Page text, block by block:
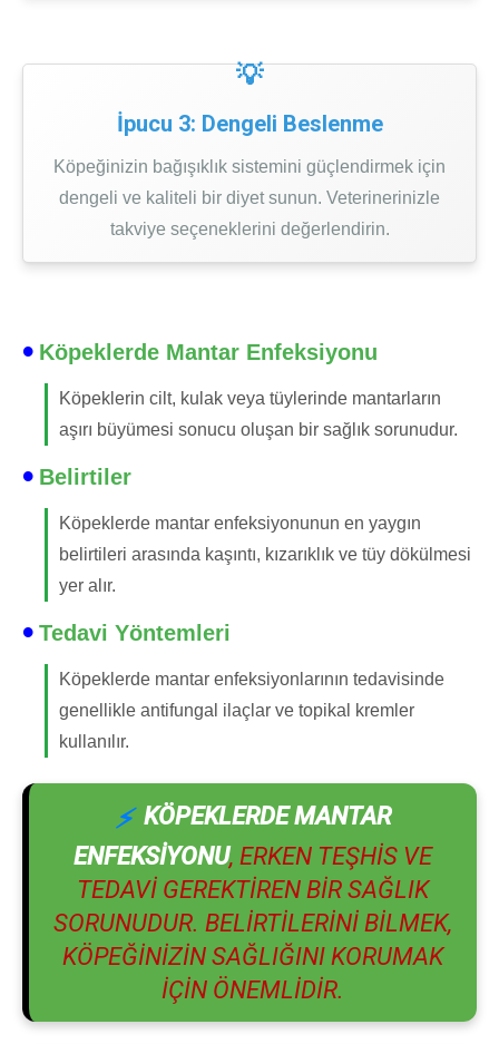
İpucu 3: Dengeli Beslenme
Köpeğinizin bağışıklık sistemini güçlendirmek için
dengeli ve kaliteli bir diyet sunun. Veterinerinizle
takviye seçeneklerini değerlendirin.
Köpeklerde Mantar Enfeksiyonu
Köpeklerin cilt, kulak veya tüylerinde mantarların
aşırı büyümesi sonucu oluşan bir sağlık sorunudur.
Belirtiler
Köpeklerde mantar enfeksiyonunun en yaygın
belirtileri arasında kaşıntı, kızarıklık ve tüy dökülmesi
yer alır.
Tedavi Yöntemleri
Köpeklerde mantar enfeksiyonlarının tedavisinde
genellikle antifungal ilaçlar ve topikal kremler
kullanılır.
KÖPEKLERDE MANTAR
ENFEKSIYONU, ERKEN TEŞHIS VE
TEDAVI GEREKTIREN BIR SAĞLIK
SORUNUDUR. BELIRTILERINI BILMEK,
KÖPEĞINIZIN SAĞLIĞINI KORUMAK
IÇIN ÖNEMLIDIR.